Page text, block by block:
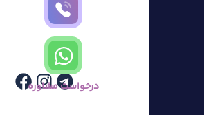
درخواست مشاوره